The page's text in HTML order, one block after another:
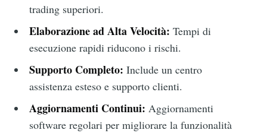
trading superiori.
Elaborazione ad Alta Velocità: Tempi di
esecuzione rapidi riducono i rischi.
Supporto Completo: Include un centro
assistenza esteso e supporto clienti.
Aggiornamenti Continui: Aggiornamenti
software regolari per migliorare la funzionalità